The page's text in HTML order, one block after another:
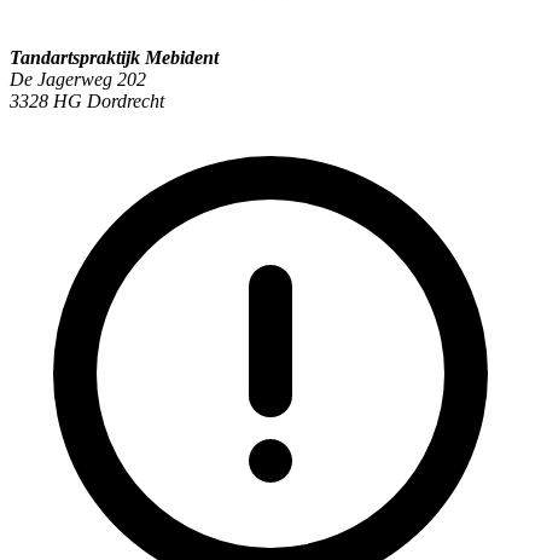
Tandartspraktijk Mebident
De Jagerweg 202
3328 HG Dordrecht